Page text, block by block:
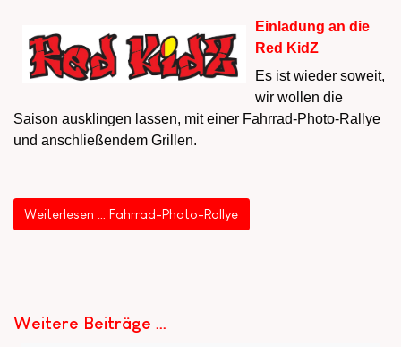
Einladung an die
Red KidZ
Es ist wieder soweit,
wir wollen die
Saison ausklingen lassen, mit einer Fahrrad-Photo-Rallye
und anschließendem Grillen.
Weiterlesen … Fahrrad-Photo-Rallye
Weitere Beiträge …